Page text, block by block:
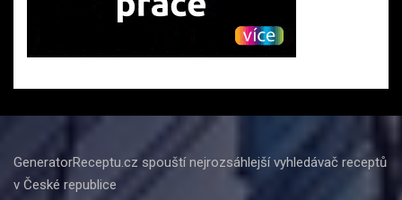
GeneratorReceptu.cz spouští nejrozsáhlejší vyhledávač receptů
v České republice